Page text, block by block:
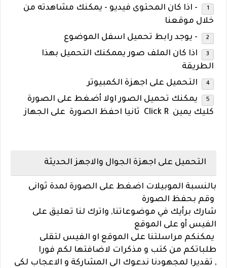
- اذا كان المحتوى فيديو - يمكنك مشاهدته من
خلال موقعنا
- يوجد رابط تحميل اسفل الموضوع
اذا كان الملف صور يممكنك التحميل بهذا
الطريقة
التحميل على اجهزة الكمبيوتر
يمكنك تحميل الصور اولا أضغط على الصورة
كليك يمين Click R ثانيا احفظ الصورة على الجهاز
التحميل على اجهزة الجوال والاجهز الحديثة
بالنسبة الموبيلات اضغط على الصورة لمدة ثوانى
وقم بحفظ الصورة
شارك برأيك في موضوعاتنا, واترك لنا تعليق على
الفيس أو على الموقع
يمكنكم مراسلتنا على الموقع او الفيس لتقلى
طلباتكم من كتب و مذكرات لاضافتها لكم فورا
, تقديرا لمجهودنا ندعوك الى المشاركة و الاعجاب لكى